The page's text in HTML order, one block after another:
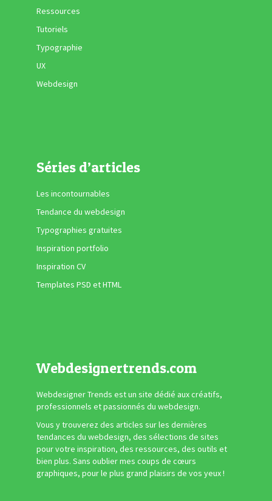
Ressources
Tutoriels
Typographie
UX
Webdesign
Séries d’articles
Les incontournables
Tendance du webdesign
Typographies gratuites
Inspiration portfolio
Inspiration CV
Templates PSD et HTML
Webdesignertrends.com
Webdesigner Trends est un site dédié aux créatifs,
professionnels et passionnés du webdesign.
Vous y trouverez des articles sur les dernières
tendances du webdesign, des sélections de sites
pour votre inspiration, des ressources, des outils et
bien plus. Sans oublier mes coups de cœurs
graphiques, pour le plus grand plaisirs de vos yeux !